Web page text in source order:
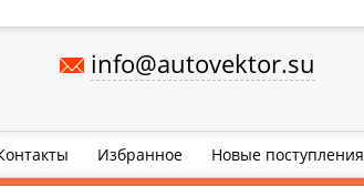
info@autovektor.su
Избранное Новые поступления